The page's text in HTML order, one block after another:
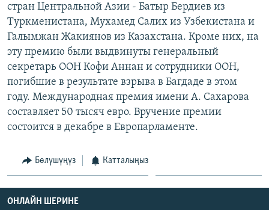
ЭЕ/АРнун бардык сайттары
стран Центральной Азии - Батыр Бердиев из
Туркменистана, Мухамед Салих из Узбекистана и
Галымжан Жакиянов из Казахстана. Кроме них, на
эту премию были выдвинуты генеральный
секретарь ООН Кофи Аннан и сотрудники ООН,
погибшие в результате взрыва в Багдаде в этом
году. Международная премия имени А. Сахарова
составляет 50 тысяч евро. Вручение премии
состоится в декабре в Европарламенте.
Бөлүшүңүз Катталыңыз
ОНЛАЙН ШЕРИНЕ